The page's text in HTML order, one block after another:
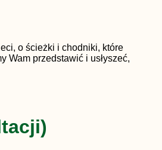
o ścieżki i chodniki, które
Wam przedstawić i usłyszeć,